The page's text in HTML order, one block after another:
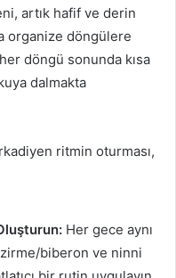
artık hafif ve derin
organize döngülere
döngü sonunda kısa
dalmakta
ritmin oturması,
Her gece aynı
biberon ve ninni